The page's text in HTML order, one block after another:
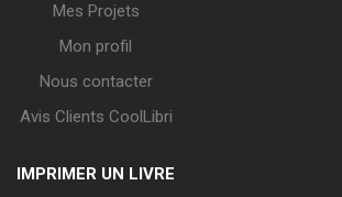
Mes Projets
Mon profil
Nous contacter
Avis Clients CoolLibri
IMPRIMER UN LIVRE